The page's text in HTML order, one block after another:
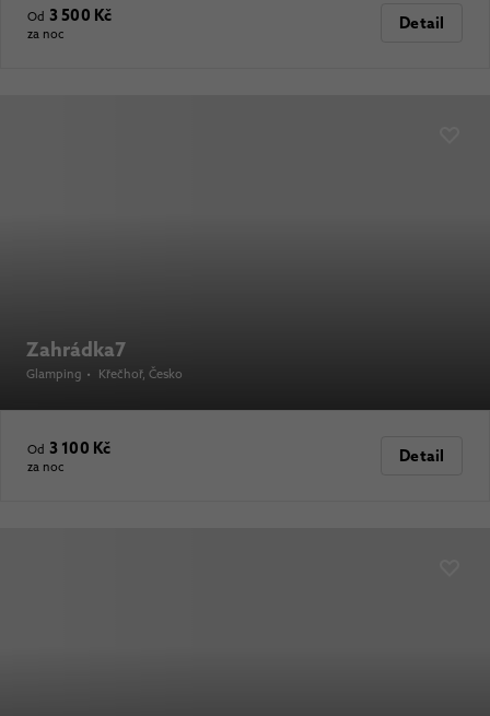
Od 3 500 Kč
za noc
Detail
Zahrádka7
Glamping • Křečhoř, Česko
Od 3 100 Kč
za noc
Detail